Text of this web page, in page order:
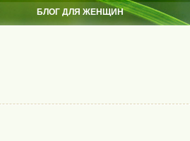
БЛОГ ДЛЯ ЖЕНЩИН